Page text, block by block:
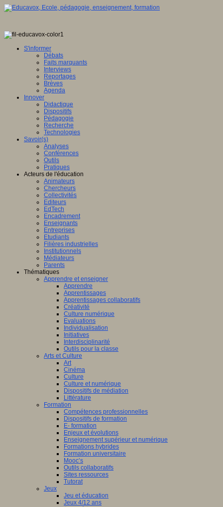
S'informer
Débats
Faits marquants
Interviews
Reportages
Brèves
Agenda
Innover
Didactique
Dispositifs
Pédagogie
Recherche
Technologies
Savoir(s)
Analyses
Conférences
Outils
Pratiques
Acteurs de l'éducation
Animateurs
Chercheurs
Collectivités
Editeurs
EdTech
Encadrement
Enseignants
Entreprises
Etudiants
Filières industrielles
Institutionnels
Médiateurs
Parents
Thématiques
Apprendre et enseigner
Apprendre
Apprentissages
Apprentissages collaboratifs
Créativité
Culture numérique
Evaluations
Individualisation
Initiatives
Interdisciplinarité
Outils pour la classe
Arts et Culture
Art
Cinéma
Culture
Culture et numérique
Dispositifs de médiation
Littérature
Formation
Compétences professionnelles
Dispositifs de formation
E- formation
Enjeux et évolutions
Enseignement supérieur et numérique
Formations hybrides
Formation universitaire
Mooc’s
Outils collaboratifs
Sites ressources
Tutorat
Jeux
Jeu et éducation
Jeux 4/12 ans